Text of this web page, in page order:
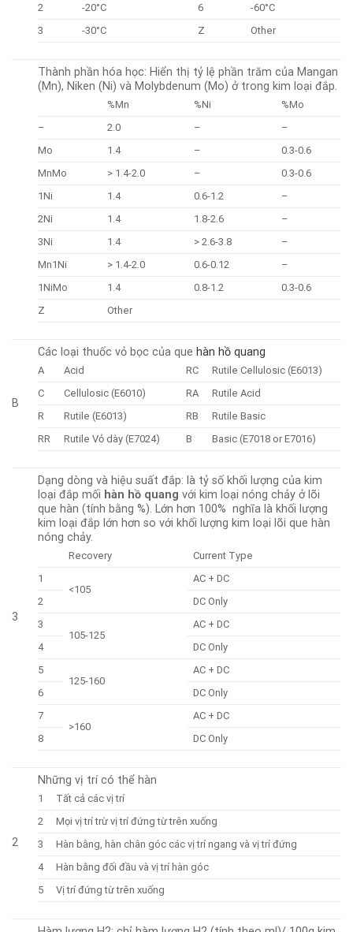
2
-20°C 6
-60°C
3
-30°C Z Other
Thành phần hóa học: Hiển thị tỷ lệ phần trăm của Mangan
(Mn), Niken (Ni) và Molybdenum (Mo) ở trong kim loại đắp.
%Mn %Ni
%Mo
–
2.0 –
–
Mo
1.4 –
0.3-0.6
MnMo
> 1.4-2.0 –
0.3-0.6
1Ni
1.4 0.6-1.2
–
2Ni
1.4 1.8-2.6
–
3Ni
1.4 > 2.6-3.8
–
Mn1Ni
> 1.4-2.0 0.6-0.12
–
1NiMo
1.4 0.8-1.2
0.3-0.6
Z
Other
B
Các loại thuốc vỏ bọc của que hàn hồ quang
A Acid RC
Rutile Cellulosic (E6013)
C
Cellulosic (E6010) RA
Rutile Acid
R
Rutile (E6013) RB
Rutile Basic
RR
Rutile Vỏ dày (E7024) B Basic (E7018 or E7016)
3
Dạng dòng và hiệu suất đắp: là tỷ số khối lượng của kim
loại đắp mối hàn hồ quang với kim loại nóng chảy ở lõi
que hàn (tính bằng %). Lớn hơn 100% nghĩa là khối lượng
kim loại đắp lớn hơn so với khối lượng kim loại lõi que hàn
nóng chảy.
Recovery
Current Type
1
<105
AC + DC
2
DC Only
3
105-125
AC + DC
4
DC Only
5
125-160
AC + DC
6
DC Only
7
>160
AC + DC
8
DC Only
2
Những vị trí có thể hàn
1
Tất cả các vị trí
2
Mọi vị trí trừ vị trí đứng từ trên xuống
3
Hàn bằng, hàn chân góc các vị trí ngang và vị trí đứng
4
Hàn bằng đối đầu và vị trí hàn góc
5
Vị trí đứng từ trên xuống